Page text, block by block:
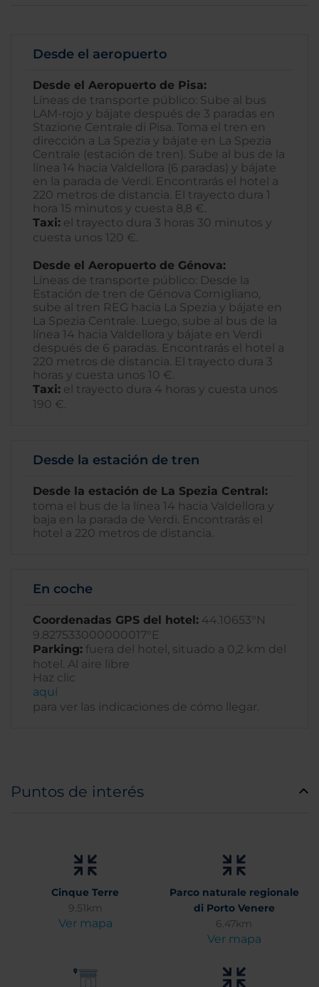
Desde el aeropuerto
Desde el Aeropuerto de Pisa:
Líneas de transporte público: Sube al bus
LAM-rojo y bájate después de 3 paradas en
Stazione Centrale di Pisa. Toma el tren en
dirección a La Spezia y bájate en La Spezia
Centrale (estación de tren). Sube al bus de la
línea 14 hacia Valdellora (6 paradas) y bájate
en la parada de Verdi. Encontrarás el hotel a
220 metros de distancia. El trayecto dura 1
hora 15 minutos y cuesta 8,8 €.
Taxi: el trayecto dura 3 horas 30 minutos y
cuesta unos 120 €.
Desde el Aeropuerto de Génova:
Líneas de transporte público: Desde la
Estación de tren de Génova Cornigliano,
sube al tren REG hacia La Spezia y bájate en
La Spezia Centrale. Luego, sube al bus de la
línea 14 hacia Valdellora y bájate en Verdi
después de 6 paradas. Encontrarás el hotel a
220 metros de distancia. El trayecto dura 3
horas y cuesta unos 10 €.
Taxi: el trayecto dura 4 horas y cuesta unos
190 €.
Desde la estación de tren
Desde la estación de La Spezia Central:
toma el bus de la línea 14 hacia Valdellora y
baja en la parada de Verdi. Encontrarás el
hotel a 220 metros de distancia.
En coche
Coordenadas GPS del hotel: 44.10653°N
9.827533000000017°E
Parking: fuera del hotel, situado a 0,2 km del
hotel. Al aire libre
Haz clic
aquí
para ver las indicaciones de cómo llegar.
Puntos de interés
Cinque Terre
9.51km
Ver mapa
Parco naturale regionale
di Porto Venere
6.47km
Ver mapa